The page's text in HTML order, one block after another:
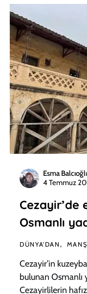
Esma
4 Temmuz
Cezayir’de
Osmanlı
DÜNYA'DAN
Cezayir’in
bulunan Osmanlı
Cezayirlilerin